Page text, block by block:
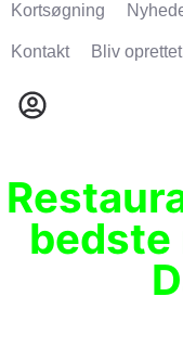
Kortsøgning
Kontakt Bliv oprettet
bedste